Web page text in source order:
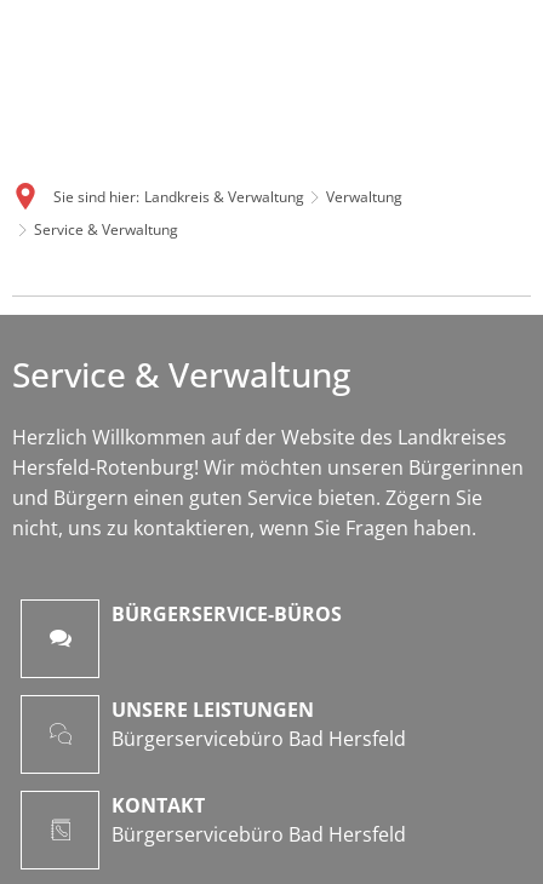
Sie sind hier: Landkreis & Verwaltung
Verwaltung
Service & Verwaltung
Service
Verwaltung
Service & Verwaltung
Herzlich Willkommen auf der Website des Landkreises
Hersfeld-Rotenburg! Wir möchten unseren Bürgerinnen
und Bürgern einen guten Service bieten. Zögern Sie
nicht, uns zu kontaktieren, wenn Sie Fragen haben.
BÜRGERSERVICE-BÜROS
UNSERE LEISTUNGEN
Bürgerservicebüro Bad Hersfeld
KONTAKT
Bürgerservicebüro Bad Hersfeld